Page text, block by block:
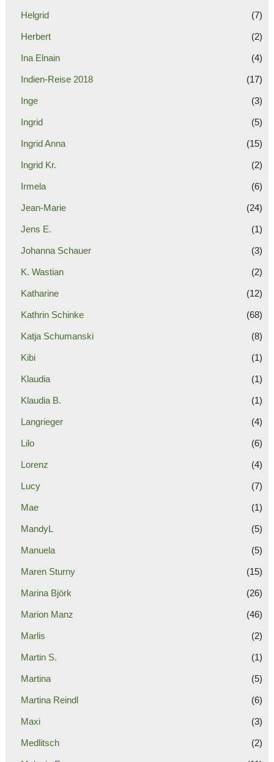
Helgrid (7)
Herbert (2)
Ina Elnain (4)
Indien-Reise 2018 (17)
Inge (3)
Ingrid (5)
Ingrid Anna (15)
Ingrid Kr. (2)
Irmela (6)
Jean-Marie (24)
Jens E. (1)
Johanna Schauer (3)
K. Wastian (2)
Katharine (12)
Kathrin Schinke (68)
Katja Schumanski (8)
Kibi (1)
Klaudia (1)
Klaudia B. (1)
Langrieger (4)
Lilo (6)
Lorenz (4)
Lucy (7)
Mae (1)
MandyL (5)
Manuela (5)
Maren Sturny (15)
Marina Björk (26)
Marion Manz (46)
Marlis (2)
Martin S. (1)
Martina (5)
Martina Reindl (6)
Maxi (3)
Medlitsch (2)